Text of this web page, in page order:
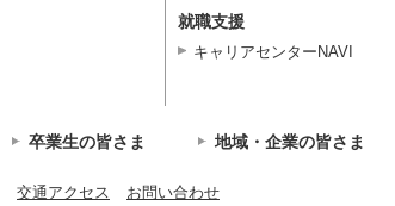
就職支援
キャリアセンターNAVI
卒業生の皆さま 地域・企業の皆さま
交通アクセス お問い合わせ